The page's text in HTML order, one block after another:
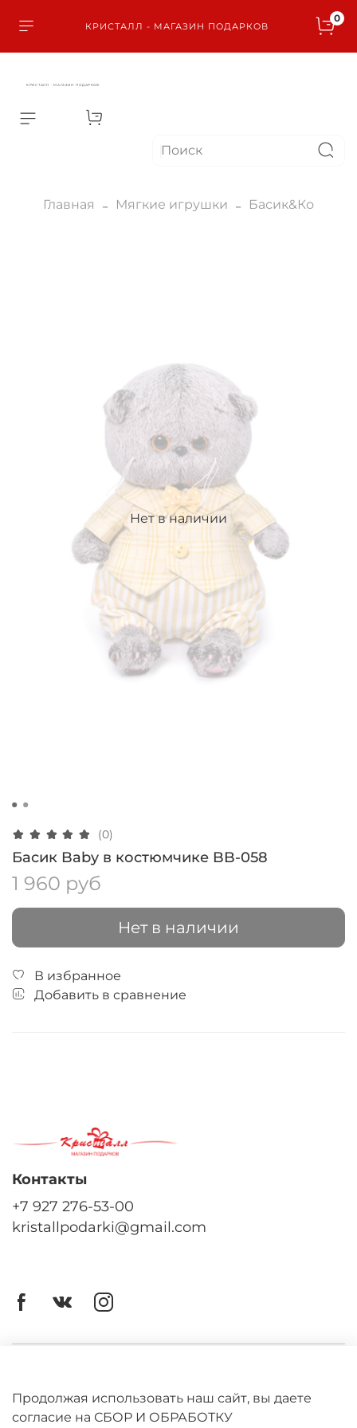
КРИСТАЛЛ - МАГАЗИН ПОДАРКОВ
0
КРИСТАЛЛ - МАГАЗИН ПОДАРКОВ
Главная Мягкие игрушки Басик&Ко
Нет в наличии
(0)
Басик Baby в костюмчике BB-058
1 960 руб
Нет в наличии
В избранное
Добавить в сравнение
Оферта
Политика конфиденциальности
Контакты
+7 927 276-53-00
kristallpodarki@gmail.com
Продолжая использовать наш сайт, вы даете
согласие на СБОР И ОБРАБОТКУ